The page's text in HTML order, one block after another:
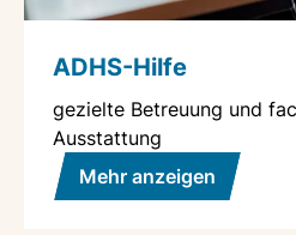
ADHS-Hilfe
gezielte Betreuung und
Ausstattung
Mehr anzeigen